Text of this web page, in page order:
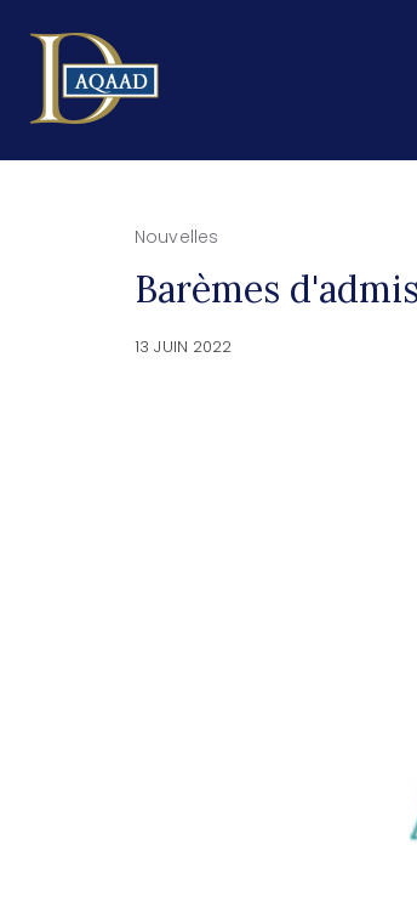
Nouvelles
Barèmes
13 JUIN 2022